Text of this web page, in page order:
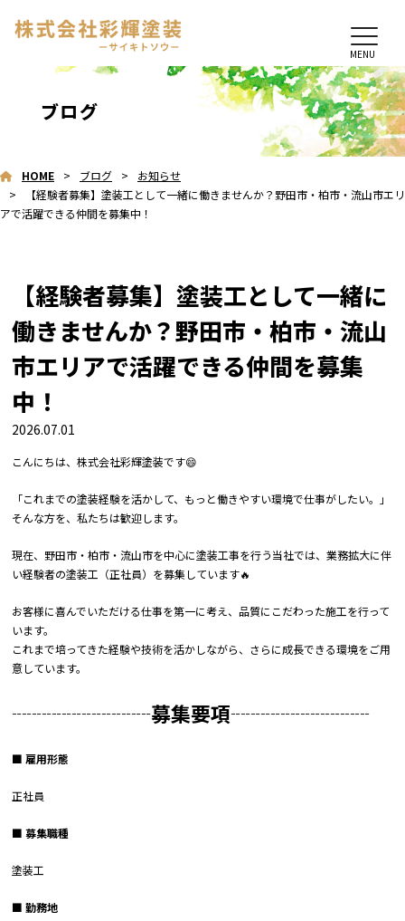
MENU
ブログ
HOME ブログ
お知らせ
【経験者募集】塗装工として一緒に働きませんか？野田市・柏市・流山市エリ
アで活躍できる仲間を募集中！
【経験者募集】塗装工として一緒に
働きませんか？野田市・柏市・流山
市エリアで活躍できる仲間を募集
中！
2026.07.01
こんにちは、株式会社彩輝塗装です😄
「これまでの塗装経験を活かして、もっと働きやすい環境で仕事がしたい。」
そんな方を、私たちは歓迎します。
現在、野田市・柏市・流山市を中心に塗装工事を行う当社では、業務拡大に伴
い経験者の塗装工（正社員）を募集しています🔥
お客様に喜んでいただける仕事を第一に考え、品質にこだわった施工を行って
います。
これまで培ってきた経験や技術を活かしながら、さらに成長できる環境をご用
意しています。
┈┈┈┈┈┈┈募集要項┈┈┈┈┈┈┈
■ 雇用形態
正社員
■ 募集職種
塗装工
■ 勤務地